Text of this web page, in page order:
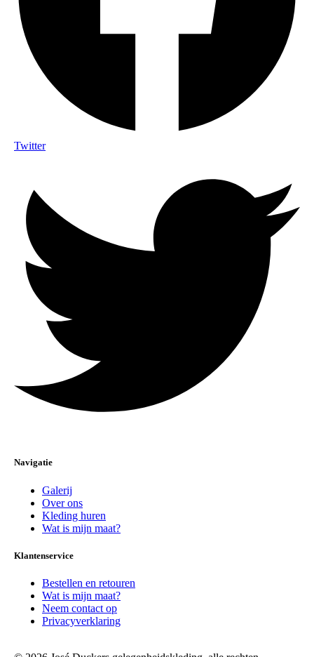
Twitter
Navigatie
Galerij
Over ons
Kleding huren
Wat is mijn maat?
Klantenservice
Bestellen en retouren
Wat is mijn maat?
Neem contact op
Privacyverklaring